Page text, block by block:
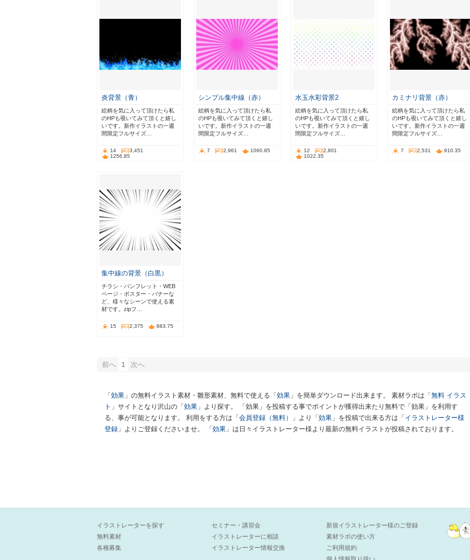
炎背景（青）
絵柄を気に入って頂けたら私
のHPも覗いてみて頂くと嬉し
いです。新作イラストの一週
間限定フルサイズ…
14
3,451
1256.85
シンプル集中線（赤）
絵柄を気に入って頂けたら私
のHPも覗いてみて頂くと嬉し
いです。新作イラストの一週
間限定フルサイズ…
7 2,961 1060.85
水玉水彩背景2
絵柄を気に入って頂けたら私
のHPも覗いてみて頂くと嬉し
いです。新作イラストの一週
間限定フルサイズ…
12
2,801
1022.35
カミナリ背景（赤）
絵柄を気に入って頂けたら私
のHPも覗いてみて頂くと嬉し
いです。新作イラストの一週
間限定フルサイズ…
7 2,531 910.35
集中線の背景（白黒）
チラシ・パンフレット・WEB
ページ・ポスター・バナーな
ど、様々なシーンで使える素
材です。zipフ…
15 2,375 883.75
前へ 1 次へ
「 効果 」の無料イラスト素材・雛形素材、無料で使える「 効果 」を簡単ダウンロード出来ます。 素材ラボは「 無料 イラス
ト 」サイトとなり沢山の「 効果 」より探す。 「効果」を投稿する事でポイントが獲得出来たり無料で「効果」を利用す
る、事が可能となります。 利用をする方は「 会員登録（無料） 」より「 効果 」を投稿で出来る方は「 イラストレーター様
登録 」よりご登録くださいませ。 「 効果 」は日々イラストレーター様より最新の無料イラストが投稿されております。
イラストレーターを探す
無料素材
各種募集
セミナー・講習会
イラストレーターに相談
イラストレーター情報交換
新規イラストレーター様のご登録
素材ラボの使い方
ご利用規約